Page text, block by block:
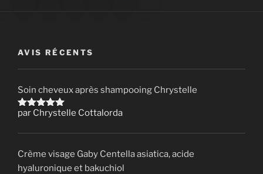
AVIS RÉCENTS
Soin cheveux après shampooing Chrystelle
Note5
par Chrystelle Cottalorda
Crème visage Gaby Centella asiatica, acide
hyaluronique et bakuchiol